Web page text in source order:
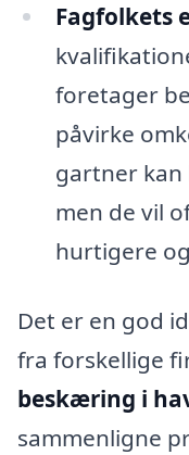
Fagfolkets
foretager
påvirke
gartner kan
men de vil
hurtigere
Det er en god
fra forskellige
beskæring i
sammenligne